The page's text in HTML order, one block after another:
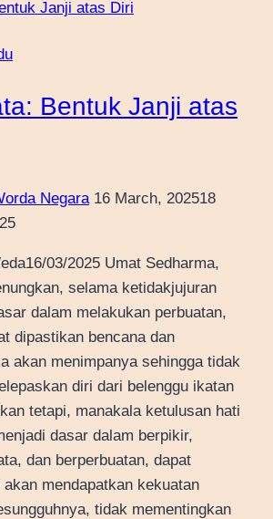
Bentuk Janji atas
Negara 16 March, 202518
03/2025 Umat Sedharma,
selama ketidakjujuran
dalam melakukan perbuatan,
dipastikan bencana dan
akan menimpanya sehingga tidak
diri dari belenggu ikatan
tetapi, manakala ketulusan hati
dasar dalam berpikir,
dan berperbuatan, dapat
mendapatkan kekuatan
tidak mementingkan